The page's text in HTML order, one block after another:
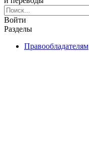
Войти
Разделы
Правообладателям